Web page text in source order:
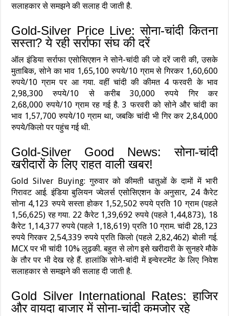
सलाहकार से समझने की सलाह दी जाती है.
Gold-Silver Price Live: सोना-चांदी कितना
सस्‍ता? ये रही सर्राफा संघ की दरें
ऑल इंडिया सर्राफा एसोसिएशन ने सोने-चांदी की जो दरें जारी की, उसके
मुताबिक, सोने का भाव 1,65,100 रुपये/10 ग्राम से गिरकर 1,60,600
रुपये/10 ग्राम पर आ गया. वहीं चांदी की कीमत 4 फरवरी के भाव
2,98,300 रुपये/10 से करीब 30,000 रुपये गिर कर
2,68,000 रुपये/10 ग्राम रह गई है. 3 फरवरी को सोने और चांदी का
भाव 1,57,700 रुपये/10 ग्राम था, जबकि चांदी भी गिर कर 2,84,000
रुपये/किलो पर पहुंच गई थी.
Gold-Silver Good News: सोना-चांदी
खरीदारों के लिए राहत वाली खबर!
Gold Silver Buying: गुरुवार को कीमती धातुओं के दामों में भारी
गिरावट आई. इंडिया बुलियन ज्वेलर्स एसोसिएशन के अनुसार, 24 कैरेट
सोना 4,123 रुपये सस्ता होकर 1,52,502 रुपये प्रति 10 ग्राम (पहले
1,56,625) रह गया. 22 कैरेट 1,39,692 रुपये (पहले 1,44,873), 18
कैरेट 1,14,377 रुपये (पहले 1,18,619) प्रति 10 ग्राम. चांदी 28,123
रुपये गिरकर 2,54,339 रुपये प्रति किलो (पहले 2,82,462) बोली गई.
MCX पर भी चांदी 10% लुढ़की. बहुत से लोग इसे खरीदारी के सुनहरे मौके
के तौर पर भी देख रहे हैं. हालांकि सोने-चांदी में इन्‍वेस्‍टमेंट के लिए निवेश
सलाहकार से समझने की सलाह दी जाती है.
Gold Silver International Rates: हाजिर
और वायदा बाजार में सोना-चांदी कमजोर रहे